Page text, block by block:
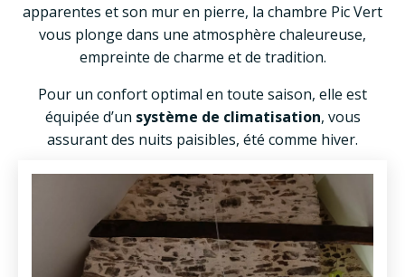
apparentes et son mur en pierre, la chambre Pic Vert
vous plonge dans une atmosphère chaleureuse,
empreinte de charme et de tradition.
Pour un confort optimal en toute saison, elle est
équipée d’un système de climatisation, vous
assurant des nuits paisibles, été comme hiver.